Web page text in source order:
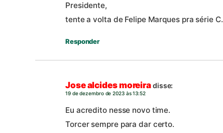
Presidente,
tente a volta de Felipe Marques pra série C.
Responder
Jose alcides moreiradisse:
19 de dezembro de 2023 às 13:52
Eu acredito nesse novo time.
Torcer sempre para dar certo.